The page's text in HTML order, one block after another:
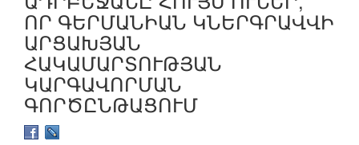
ՈՐ ԳԵՐՄԱՆԻԱՆ ԿՆԵՐԳՐԱՎՎԻ
ԱՐՑԱԽՅԱՆ
ՀԱԿԱՄԱՐՏՈՒԹՅԱՆ
ԿԱՐԳԱՎՈՐՄԱՆ
ԳՈՐԾԸՆԹԱՑՈՒՄ